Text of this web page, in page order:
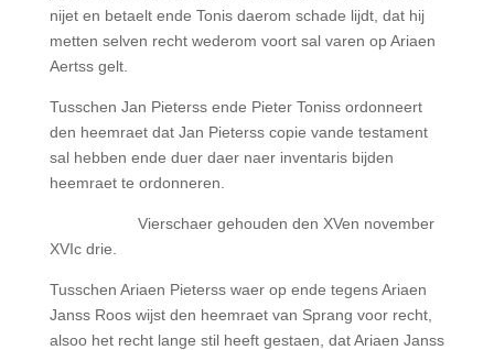
nijet en betaelt ende Tonis daerom schade lijdt, dat hij
metten selven recht wederom voort sal varen op Ariaen
Aertss gelt.
Tusschen Jan Pieterss ende Pieter Toniss ordonneert
den heemraet dat Jan Pieterss copie vande testament
sal hebben ende duer daer naer inventaris bijden
heemraet te ordonneren.
Vierschaer gehouden den XVen november
XVIc drie.
Tusschen Ariaen Pieterss waer op ende tegens Ariaen
Janss Roos wijst den heemraet van Sprang voor recht,
alsoo het recht lange stil heeft gestaen, dat Ariaen Janss